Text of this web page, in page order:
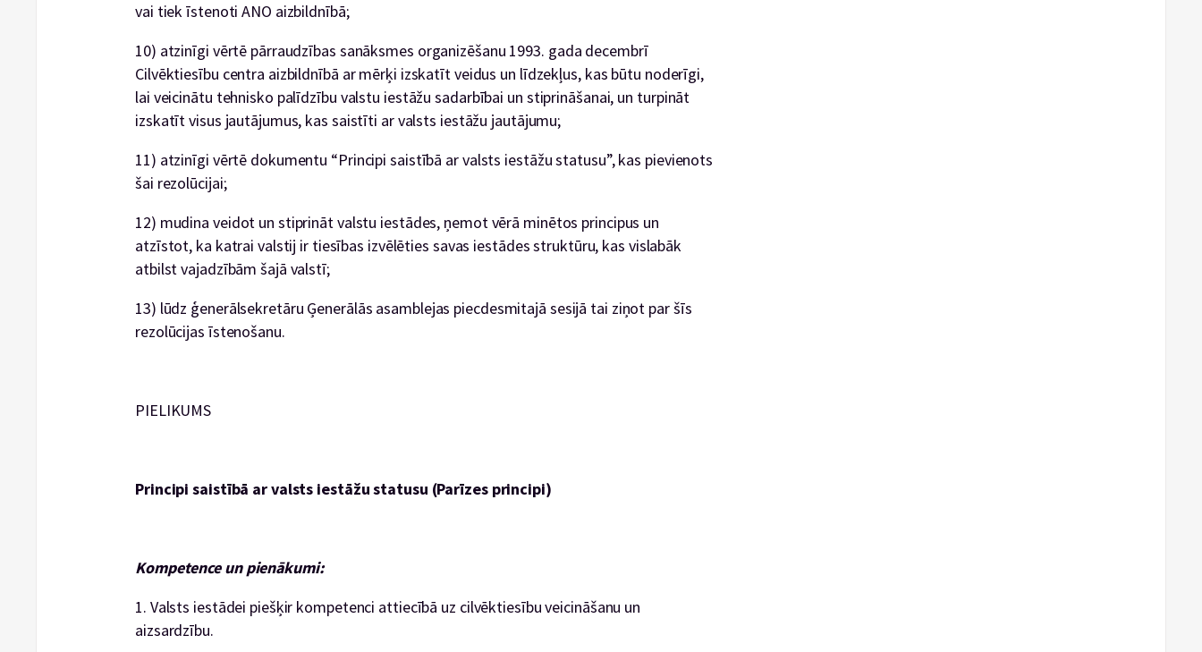
vai tiek īstenoti ANO aizbildnībā;
10) atzinīgi vērtē pārraudzības sanāksmes organizēšanu 1993. gada decembrī
Cilvēktiesību centra aizbildnībā ar mērķi izskatīt veidus un līdzekļus, kas būtu noderīgi,
lai veicinātu tehnisko palīdzību valstu iestāžu sadarbībai un stiprināšanai, un turpināt
izskatīt visus jautājumus, kas saistīti ar valsts iestāžu jautājumu;
11) atzinīgi vērtē dokumentu “Principi saistībā ar valsts iestāžu statusu”, kas pievienots
šai rezolūcijai;
12) mudina veidot un stiprināt valstu iestādes, ņemot vērā minētos principus un
atzīstot, ka katrai valstij ir tiesības izvēlēties savas iestādes struktūru, kas vislabāk
atbilst vajadzībām šajā valstī;
13) lūdz ģenerālsekretāru Ģenerālās asamblejas piecdesmitajā sesijā tai ziņot par šīs
rezolūcijas īstenošanu.
PIELIKUMS
Principi saistībā ar valsts iestāžu statusu (Parīzes principi)
Kompetence un pienākumi:
1. Valsts iestādei piešķir kompetenci attiecībā uz cilvēktiesību veicināšanu un
aizsardzību.